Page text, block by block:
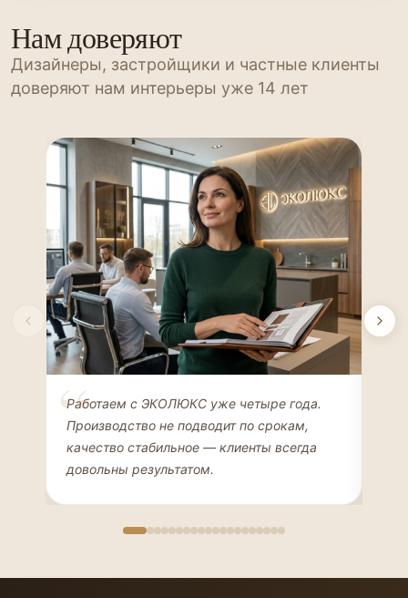
Нам доверяют
Дизайнеры, застройщики и частные клиенты
доверяют нам интерьеры уже 14 лет
Елена Соколова
ДИЗАЙНЕР ИНТЕРЬЕРОВ
Работаем с ЭКОЛЮКС уже четыре года.
Производство не подводит по срокам,
качество стабильное — клиенты всегда
довольны результатом.